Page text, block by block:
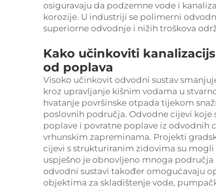
osiguravaju da podzemne vode i
korozije. U industriji se polimerni
superiorne odvodnje i nižih troškova
Kako učinkoviti
od poplava
Visoko učinkovit odvodni sustav
kroz upravljanje kišnim vodama u
hvatanje površinske otpada tijekom
poslovnih područja. Odvodne cijevi
poplave i povratne poplave iz odvodnih
vrhunskim zapreminama. Projekti
cijevi s strukturiranim zidovima su
uspješno je obnovljeno mnoga
odvodni sustavi također omogućavaju
objektima za skladištenje vode,